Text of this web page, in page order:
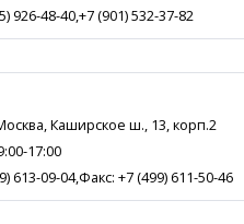
926-48-40,+7 (901) 532-37-82
Каширское ш., 13, корп.2
17:00
613-09-04,Факс: +7 (499) 611-50-46